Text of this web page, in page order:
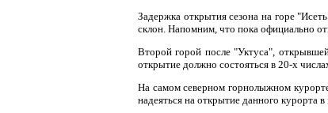
Задержка открытия сезона на горе
склон. Напомним, что пока официально
Второй горой после "Уктуса",
открытие должно состояться в 20-х
На самом северном горнолыжном
надеяться на открытие данного курорта